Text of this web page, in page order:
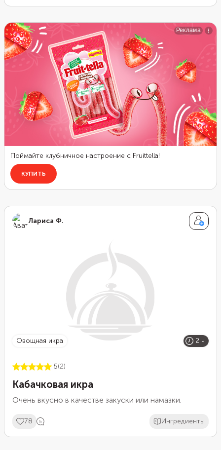
Лариса Ф.
овощная икра 2 ч
5(2)
Кабачковая икра
Очень вкусно в качестве закуски или намазки.
78 Ингредиенты